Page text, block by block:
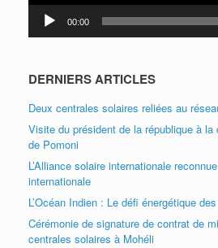
00:00
DERNIERS ARTICLES
Deux centrales solaires reliées au
Visite du président de la république à
de Pomoni
L’Alliance solaire internationale
internationale
L’Océan Indien : Le défi énergétique
Cérémonie de signature de contrat de
centrales solaires à Mohéli